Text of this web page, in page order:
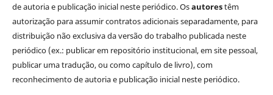
de autoria e publicação inicial neste periódico. Osautorestêm
autorização para assumir contratos adicionais separadamente, para
distribuição não exclusiva da versão do trabalho publicada neste
periódico (ex.: publicar em repositório institucional, em site pessoal,
publicar uma tradução, ou como capítulo de livro), com
reconhecimento de autoria e publicação inicial neste periódico.